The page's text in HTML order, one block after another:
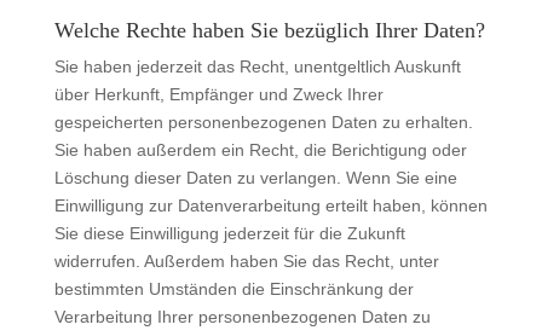
Welche Rechte haben Sie bezüglich Ihrer Daten?
Sie haben jederzeit das Recht, unentgeltlich Auskunft
über Herkunft, Empfänger und Zweck Ihrer
gespeicherten personenbezogenen Daten zu erhalten.
Sie haben außerdem ein Recht, die Berichtigung oder
Löschung dieser Daten zu verlangen. Wenn Sie eine
Einwilligung zur Datenverarbeitung erteilt haben, können
Sie diese Einwilligung jederzeit für die Zukunft
widerrufen. Außerdem haben Sie das Recht, unter
bestimmten Umständen die Einschränkung der
Verarbeitung Ihrer personenbezogenen Daten zu